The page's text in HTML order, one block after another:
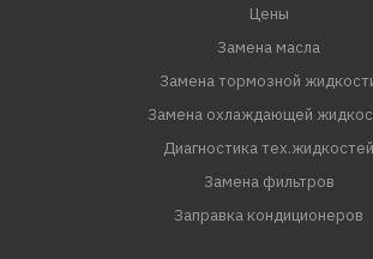
Цены
Замена масла
Замена тормозной
Замена охлаждающей
Диагностика тех.жидкостей
Замена фильтров
Заправка кондиционеров